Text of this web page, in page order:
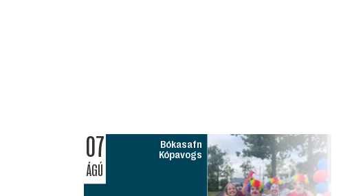
07
ÁGÚ
Bókasafn
Kópavogs